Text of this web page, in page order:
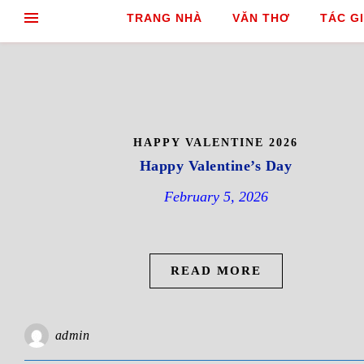
TRANG NHÀ VĂN THƠ TÁC
HAPPY VALENTINE 2026
Happy Valentine’s Day
February 5, 2026
READ MORE
admin